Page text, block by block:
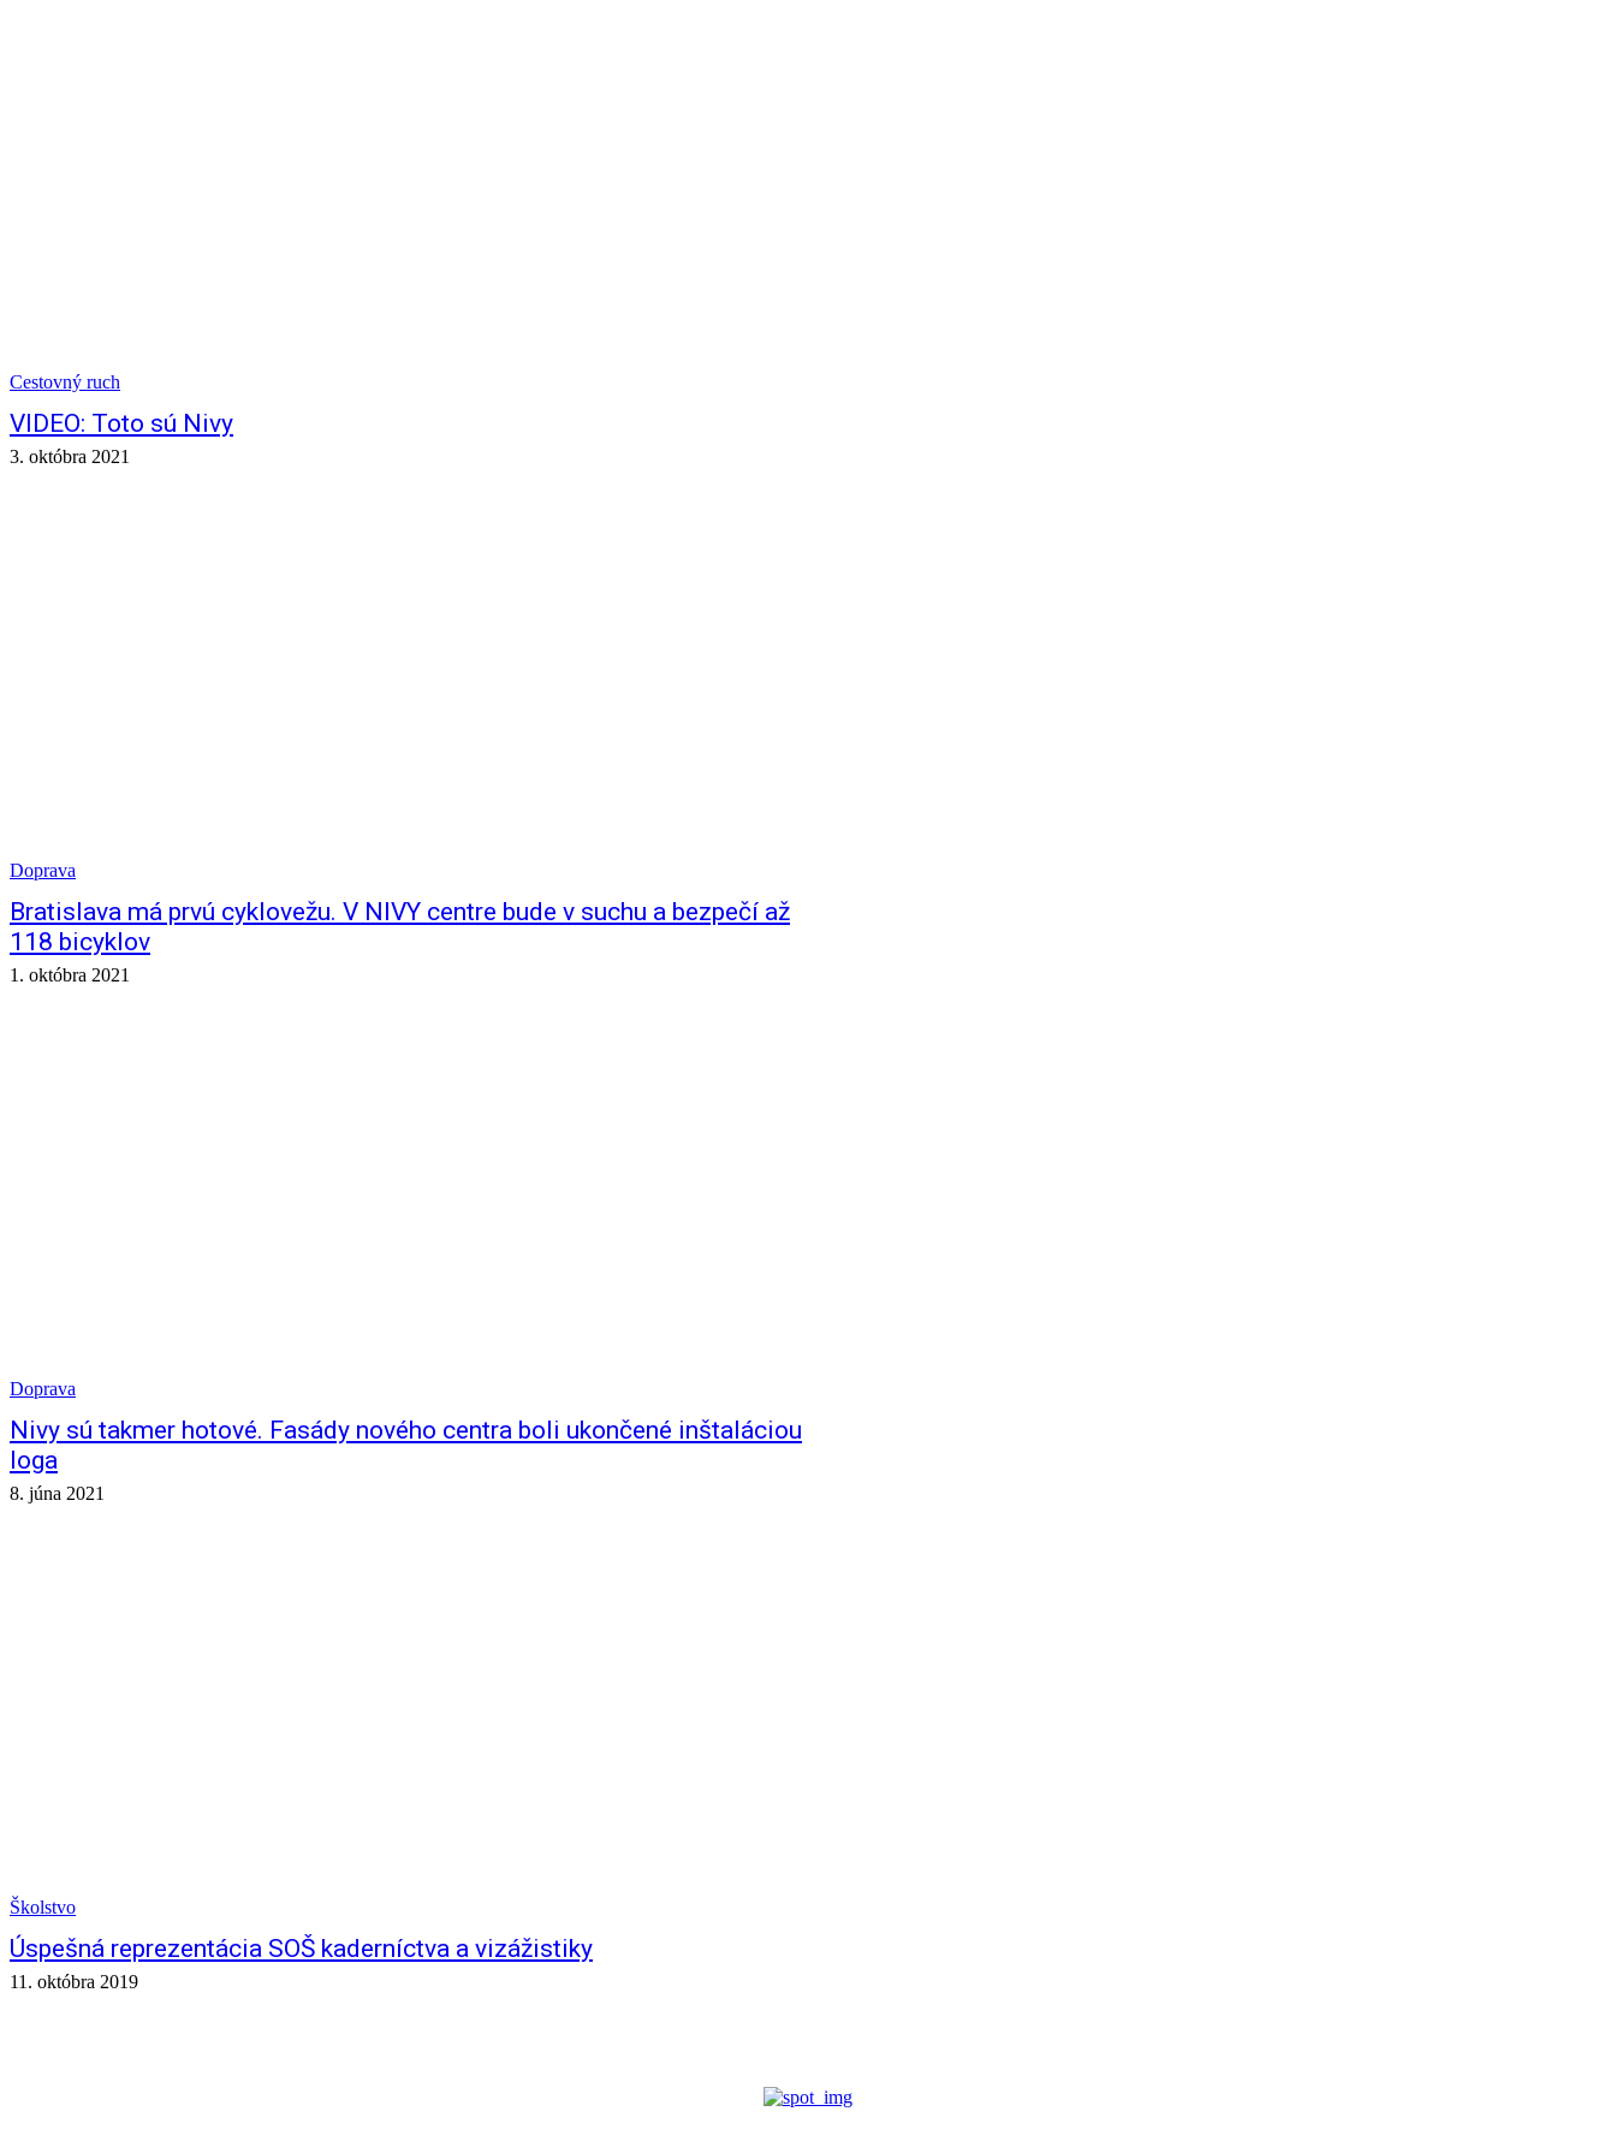
Cestovný ruch
VIDEO: Toto sú Nivy
3. októbra 2021
Doprava
Bratislava má prvú cyklovežu. V NIVY centre bude v suchu a bezpečí až
118 bicyklov
1. októbra 2021
Doprava
Nivy sú takmer hotové. Fasády nového centra boli ukončené inštaláciou
loga
8. júna 2021
Školstvo
Úspešná reprezentácia SOŠ kaderníctva a vizážistiky
11. októbra 2019